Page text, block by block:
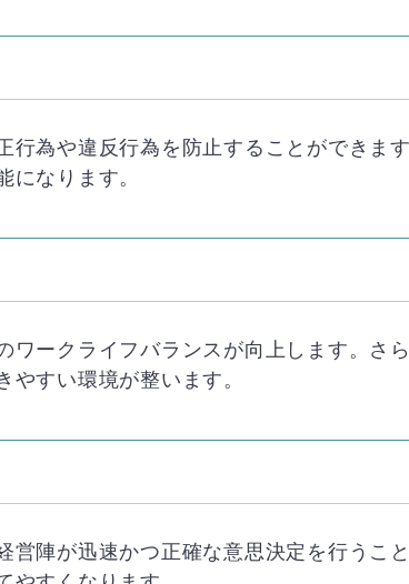
為や違反行為を防止することができま
なります。
ークライフバランスが向上します。さ
すい環境が整います。
陣が迅速かつ正確な意思決定を行うこ